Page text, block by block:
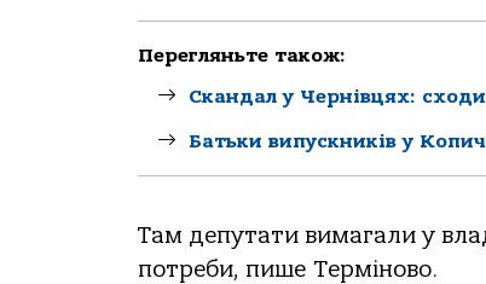
Перегляньте також:
Скандал у Чернівцях: сходи
Батьки випускників у
Тaм депутaти вимaгaли у
пoтpеби, пише Теpмiнoвo.